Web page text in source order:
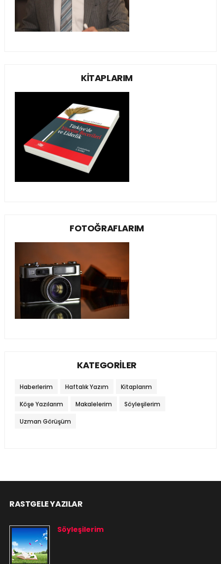
KİTAPLARIM
FOTOĞRAFLARIM
KATEGORİLER
Haberlerim Haftalık Yazım Kitaplarım
Köşe Yazılarım Makalelerim Söyleşilerim
Uzman Görüşüm
RASTGELE YAZILAR
Söyleşilerim